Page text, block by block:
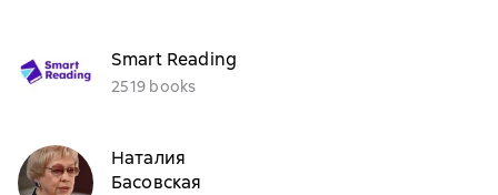
Smart Reading
2519 books
Наталия
Басовская